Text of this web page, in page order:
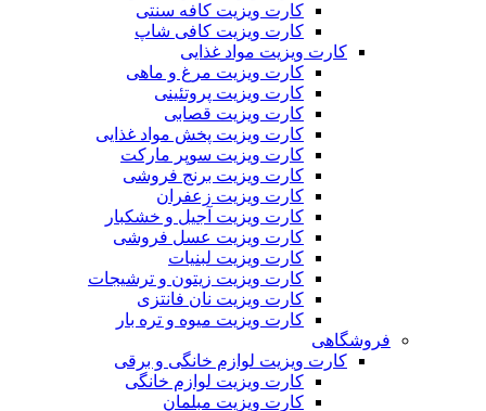
کارت ویزیت کافه سنتی
کارت ویزیت کافی شاپ
کارت ویزیت مواد غذایی
کارت ویزیت مرغ و ماهی
کارت ویزیت پروتئینی
کارت ویزیت قصابی
کارت ویزیت پخش مواد غذایی
کارت ویزیت سوپر مارکت
کارت ویزیت برنج فروشی
کارت ویزیت زعفران
کارت ویزیت آجیل و خشکبار
کارت ویزیت عسل فروشی
کارت ویزیت لبنیات
کارت ویزیت زیتون و ترشیجات
کارت ویزیت نان فانتزی
کارت ویزیت میوه و تره بار
فروشگاهی
کارت ویزیت لوازم خانگی و برقی
کارت ویزیت لوازم خانگی
کارت ویزیت مبلمان